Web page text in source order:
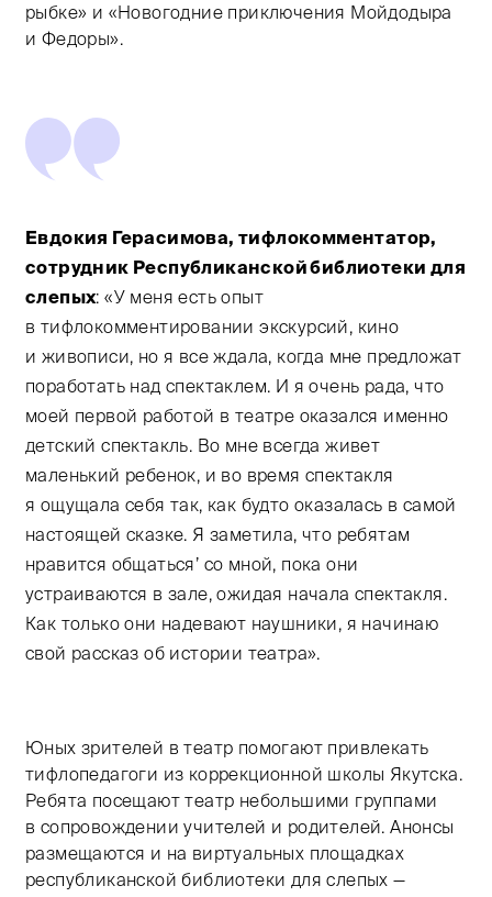
рыбке» и «Новогодние приключения Мойдодыра
и Федоры».
Евдокия Герасимова, тифлокомментатор,
сотрудник Республиканской библиотеки для
слепых: «У меня есть опыт
в тифлокомментировании экскурсий, кино
и живописи, но я все ждала, когда мне предложат
поработать над спектаклем. И я очень рада, что
моей первой работой в театре оказался именно
детский спектакль. Во мне всегда живет
маленький ребенок, и во время спектакля
я ощущала себя так, как будто оказалась в самой
настоящей сказке. Я заметила, что ребятам
нравится общаться’ со мной, пока они
устраиваются в зале, ожидая начала спектакля.
Как только они надевают наушники, я начинаю
свой рассказ об истории театра».
Юных зрителей в театр помогают привлекать
тифлопедагоги из коррекционной школы Якутска.
Ребята посещают театр небольшими группами
в сопровождении учителей и родителей. Анонсы
размещаются и на виртуальных площадках
республиканской библиотеки для слепых —